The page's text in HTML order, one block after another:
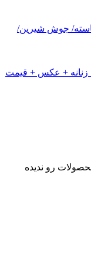
جوش شیرین/
رو ندیده